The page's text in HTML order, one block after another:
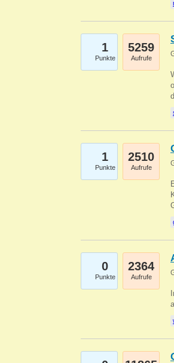
1
Punkte
5259
Aufrufe
1
Punkte
2510
Aufrufe
0
Punkte
2364
Aufrufe